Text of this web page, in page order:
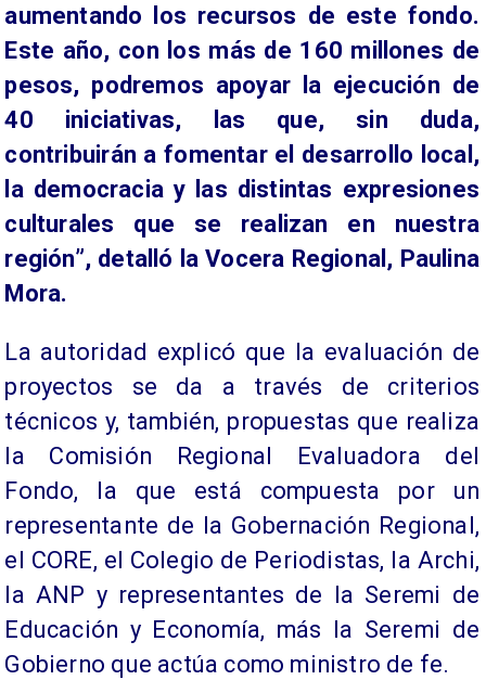
aumentando los recursos de este fondo.
Este año, con los más de 160 millones de
pesos, podremos apoyar la ejecución de
40 iniciativas, las que, sin duda,
contribuirán a fomentar el desarrollo local,
la democracia y las distintas expresiones
culturales que se realizan en nuestra
región”, detalló la Vocera Regional, Paulina
Mora.
La autoridad explicó que la evaluación de
proyectos se da a través de criterios
técnicos y, también, propuestas que realiza
la Comisión Regional Evaluadora del
Fondo, la que está compuesta por un
representante de la Gobernación Regional,
el CORE, el Colegio de Periodistas, la Archi,
la ANP y representantes de la Seremi de
Educación y Economía, más la Seremi de
Gobierno que actúa como ministro de fe.